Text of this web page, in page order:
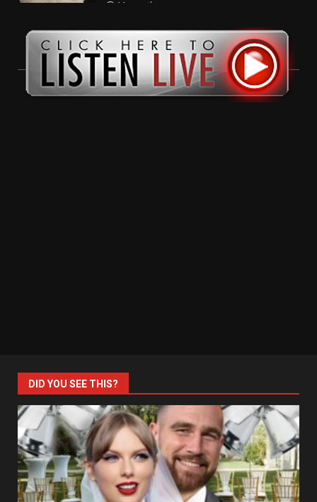
11 months ago
DID YOU SEE THIS?